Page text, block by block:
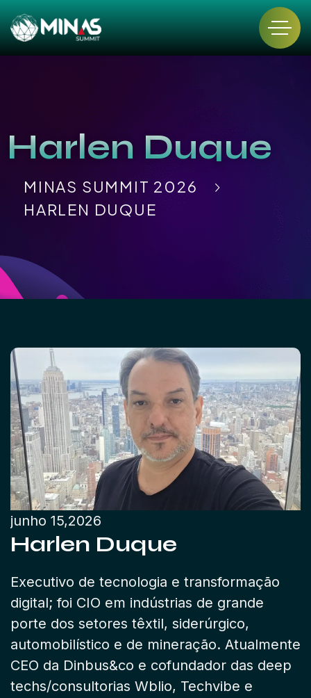
Harlen Duque
MINAS SUMMIT 2026
HARLEN DUQUE
junho 15,2026
Harlen Duque
Executivo de tecnologia e transformação
digital; foi CIO em indústrias de grande
porte dos setores têxtil, siderúrgico,
automobilístico e de mineração. Atualmente
CEO da Dinbus&co e cofundador das deep
techs/consultorias Wblio, Techvibe e